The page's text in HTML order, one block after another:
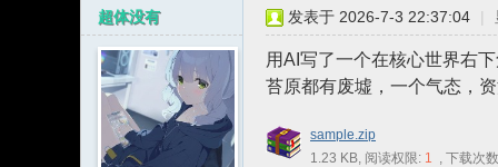
超体没有 发表于 2026-7-3 22:37:04 |
用AI写了一个在核心世界右
苔原都有废墟，一个气态，
sample.zip
1.23 KB, 阅读权限: 1
, 下载次